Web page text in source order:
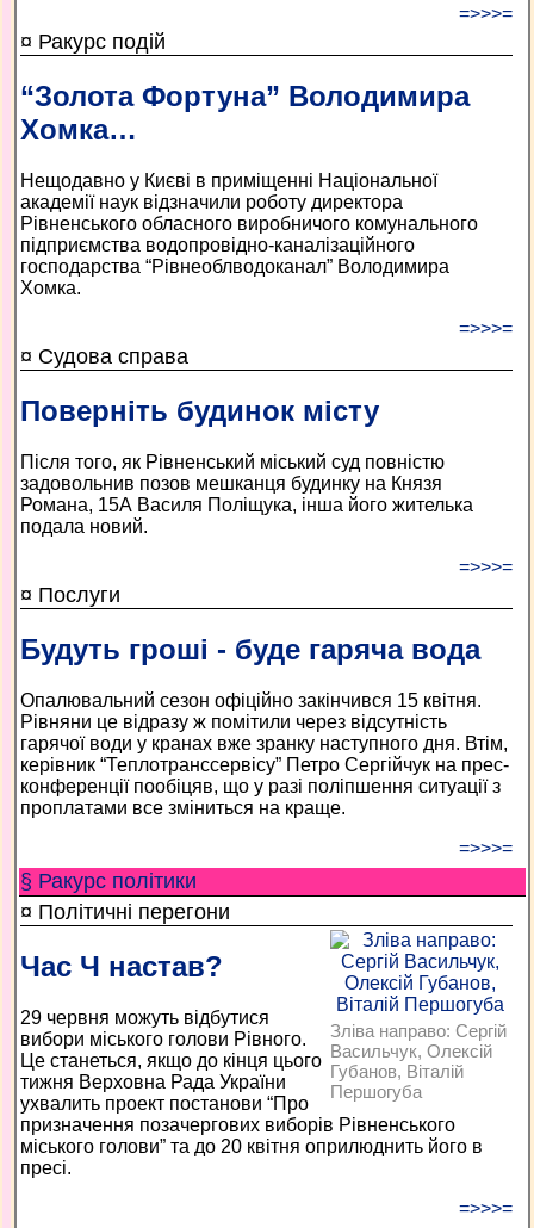
=>>>=
¤ Ракурс подій
“Золота Фортуна” Володимира
Хомка…
Нещодавно у Києві в приміщенні Національної
академії наук відзначили роботу директора
Рівненського обласного виробничого комунального
підприємства водопровідно-каналізаційного
господарства “Рівнеоблводоканал” Володимира
Хомка.
=>>>=
¤ Судова справа
Поверніть будинок місту
Після того, як Рівненський міський суд повністю
задовольнив позов мешканця будинку на Князя
Романа, 15А Василя Поліщука, інша його жителька
подала новий.
=>>>=
¤ Послуги
Будуть гроші - буде гаряча вода
Опалювальний сезон офіційно закінчився 15 квітня.
Рівняни це відразу ж помітили через відсутність
гарячої води у кранах вже зранку наступного дня. Втім,
керівник “Теплотранссервісу” Петро Сергійчук на прес-
конференції пообіцяв, що у разі поліпшення ситуації з
проплатами все зміниться на краще.
=>>>=
§ Ракурс політики
¤ Політичні перегони
Зліва направо: Сергій
Васильчук, Олексій
Губанов, Віталій
Першогуба
Час Ч настав?
29 червня можуть відбутися
вибори міського голови Рівного.
Це станеться, якщо до кінця цього
тижня Верховна Рада України
ухвалить проект постанови “Про
призначення позачергових виборів Рівненського
міського голови” та до 20 квітня оприлюднить його в
пресі.
=>>>=